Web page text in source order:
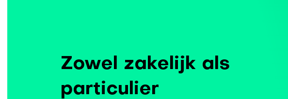
Zowel zakelijk als
particulier